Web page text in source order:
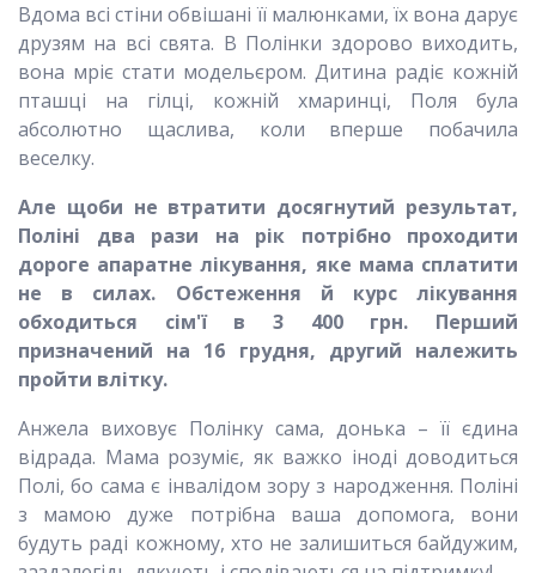
Вдома всі стіни обвішані її малюнками, їх вона дарує
друзям на всі свята. В Полінки здорово виходить,
вона мріє стати модельєром. Дитина радіє кожній
пташці на гілці, кожній хмаринці, Поля була
абсолютно щаслива, коли вперше побачила
веселку.
Але щоби не втратити досягнутий результат,
Поліні два рази на рік потрібно проходити
дороге апаратне лікування, яке мама сплатити
не в силах. Обстеження й курс лікування
обходиться сім'ї в 3 400 грн. Перший
призначений на 16 грудня, другий належить
пройти влітку.
Анжела виховує Полінку сама, донька – її єдина
відрада. Мама розуміє, як важко іноді доводиться
Полі, бо сама є інвалідом зору з народження. Поліні
з мамою дуже потрібна ваша допомога, вони
будуть раді кожному, хто не залишиться байдужим,